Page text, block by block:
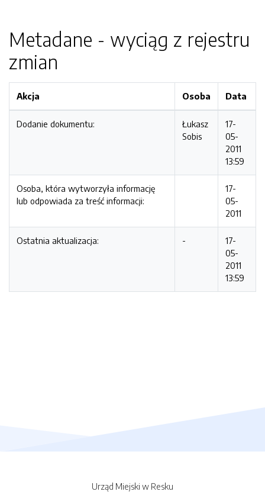
Metadane - wyciąg z rejestru
zmian
Akcja Osoba Data
Dodanie dokumentu:
Łukasz
Sobis
17-
05-
2011
13:59
Osoba, która wytworzyła informację
lub odpowiada za treść informacji:
17-
05-
2011
Ostatnia aktualizacja: -
17-
05-
2011
13:59
Urząd Miejski w Resku